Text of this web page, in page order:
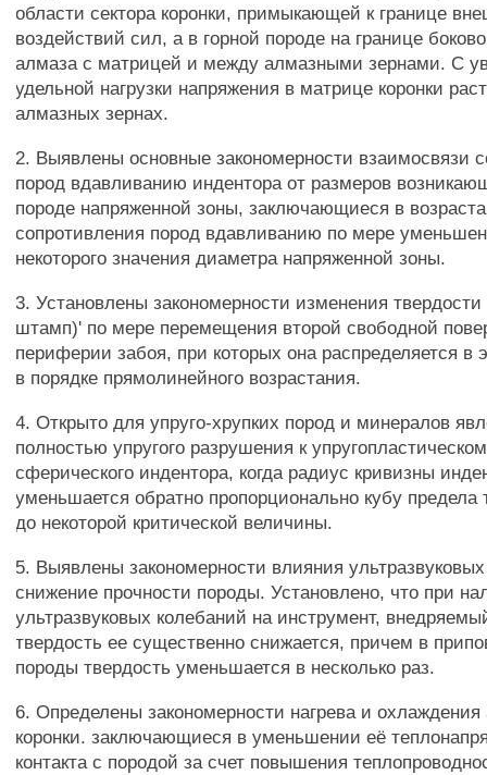
области сектора коронки, примыкающей к границе
воздействий сил, а в горной породе на границе
алмаза с матрицей и между алмазными зернами. С
удельной нагрузки напряжения в матрице коронки
алмазных зернах.
2. Выявлены основные закономерности взаимосвязи
пород вдавливанию индентора от размеров
породе напряженной зоны, заключающиеся в
сопротивления пород вдавливанию по мере
некоторого значения диаметра напряженной зоны.
3. Установлены закономерности изменения
штамп)' по мере перемещения второй свободной
периферии забоя, при которых она распределяется в
в порядке прямолинейного возрастания.
4. Открыто для упруго-хрупких пород и минералов
полностью упругого разрушения к
сферического индентора, когда радиус кривизны
уменьшается обратно пропорционально кубу предела
до некоторой критической величины.
5. Выявлены закономерности влияния
снижение прочности породы. Установлено, что при
ультразвуковых колебаний на инструмент,
твердость ее существенно снижается, причем в
породы твердость уменьшается в несколько раз.
6. Определены закономерности нагрева и
коронки. заключающиеся в уменьшении её
контакта с породой за счет повышения